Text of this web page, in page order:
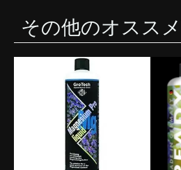
その他のオスス